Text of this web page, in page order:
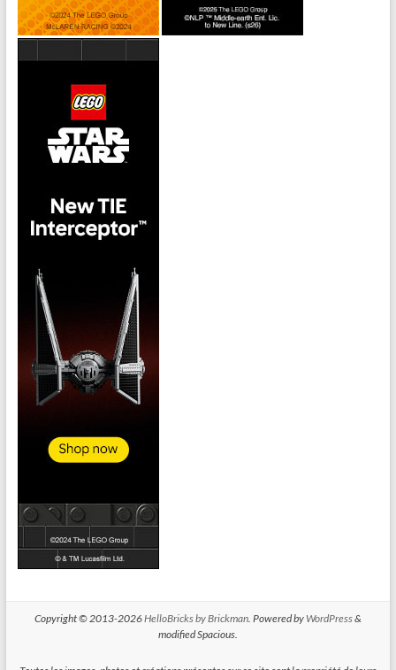
Copyright © 2013-2026HelloBricks by Brickman. Powered by WordPress&
modified Spacious.